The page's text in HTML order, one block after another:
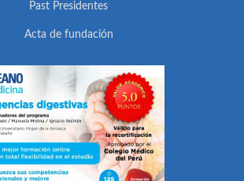
Past Presidentes
Acta de fundación